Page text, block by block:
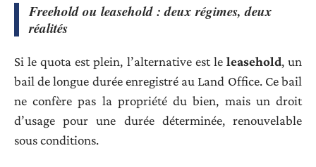
Freehold ou leasehold : deux régimes, deux
réalités
Si le quota est plein, l’alternative est le leasehold, un
bail de longue durée enregistré au Land Office. Ce bail
ne confère pas la propriété du bien, mais un droit
d’usage pour une durée déterminée, renouvelable
sous conditions.